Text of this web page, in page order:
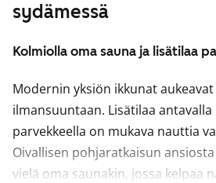
sydämessä
Kolmiolla oma sauna ja lisätilaa
Modernin yksiön ikkunat
ilmansuuntaan. Lisätilaa
parvekkeella on mukava nauttia
Oivallisen pohjaratkaisun
vielä oma saunakin, jossa kelpaa